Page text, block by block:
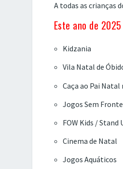
A todas as crianças
Este ano de
Kidzania
Vila Natal de
Caça ao Pai
Jogos Sem
FOW Kids / Stand
Cinema de Natal
Jogos Aquáticos